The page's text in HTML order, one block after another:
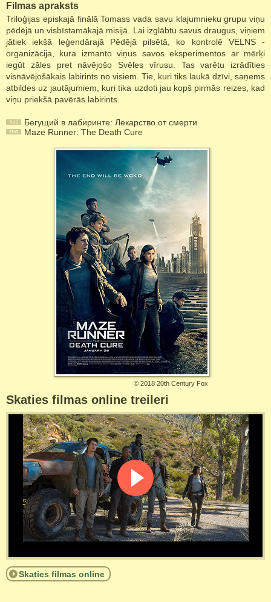
Filmas apraksts
Triloģijas episkajā finālā Tomass vada savu klajumnieku grupu viņu
pēdējā un visbīstamākajā misijā. Lai izglābtu savus draugus, viņiem
jātiek iekšā leģendārajā Pēdējā pilsētā, ko kontrolē VELNS -
organizācija, kura izmanto viņus savos eksperimentos ar mērķi
iegūt zāles pret nāvējošo Svēles vīrusu. Tas varētu izrādīties
visnāvējošākais labirints no visiem. Tie, kuri tiks laukā dzīvi, saņems
atbildes uz jautājumiem, kuri tika uzdoti jau kopš pirmās reizes, kad
viņu priekšā pavērās labirints.
Бегущий в лабиринте: Лекарство от смерти
Maze Runner: The Death Cure
© 2018 20th Century Fox
Skaties filmas online treileri
Skaties filmas online